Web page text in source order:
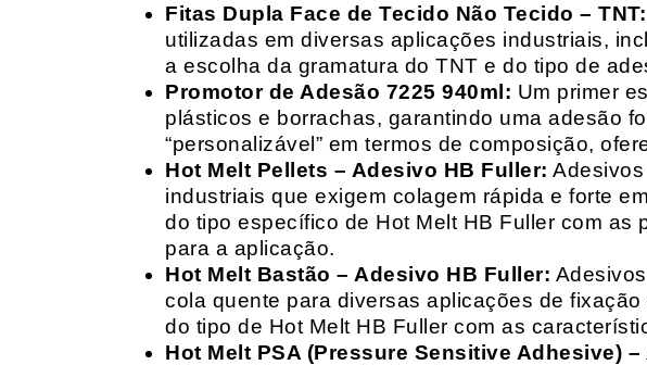
Fitas Dupla Face de Tecido Não Tecido – TNT:
utilizadas em diversas aplicações industriais,
a escolha da gramatura do TNT e do tipo de
Promotor de Adesão 7225 940ml: Um primer
plásticos e borrachas, garantindo uma adesão
“personalizável” em termos de composição,
Hot Melt Pellets – Adesivo HB Fuller:
industriais que exigem colagem rápida e forte
do tipo específico de Hot Melt HB Fuller com
para a aplicação.
Hot Melt Bastão – Adesivo HB Fuller:
cola quente para diversas aplicações de
do tipo de Hot Melt HB Fuller com as
Hot Melt PSA (Pressure Sensitive Adhesive)